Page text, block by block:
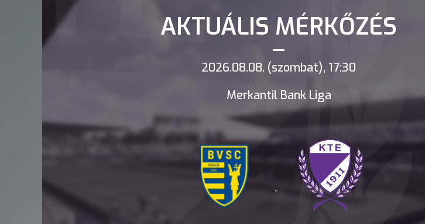
AKTUÁLIS MÉRKŐZÉS
2026.08.08. (szombat), 17:30
Merkantil Bank Liga
-